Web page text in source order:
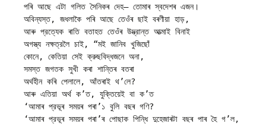
পৰি আছে এটা গলিত সৈনিকৰ দেহ— তোমাৰ স্বদেশৰ এজন।
অবিন্যস্ত, জধলাকৈ পৰি আছে তেওঁৰ ছাই বৰণীয়া হাড়,
আৰু প্রত্যেক ৰাতি বতাহত তেওঁৰ উদ্ভ্রান্ত আত্মাই বিনাই
অগস্ত্য নক্ষত্রলৈ চাই, “মই জানিব খুজিছোঁ
কোনে, কেতিয়া সেই ক্রুছবিদ্ধজনে অনা,
সমস্ত জগতক সুখী কৰা শান্তিৰ বতৰা
অর্থহীন কৰি পেলালে, আঁতৰাই থ’লে?
আৰু এতিয়া অর্থ ক’ত, যুক্তিয়েই বা ক’ত
‘আমাৰ প্রভূৰ সময়ৰ পৰা’১ বুলি বছৰ গণি?
‘আমাৰ প্রভূৰ সময়ৰ পৰা’ৰ পোছাক পিন্ধি দুহেজাৰটা বছৰ পাৰ হৈ গ’ল,